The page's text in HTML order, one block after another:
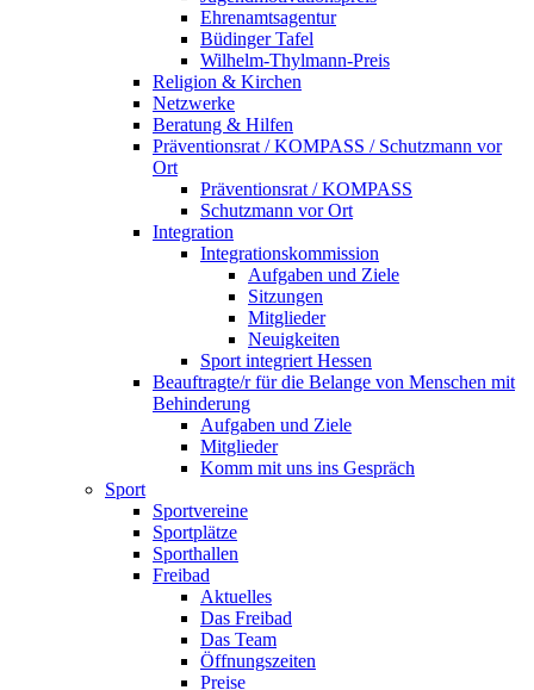
Ehrenamtsagentur
Büdinger Tafel
Wilhelm-Thylmann-Preis
Religion & Kirchen
Netzwerke
Beratung & Hilfen
Präventionsrat / KOMPASS / Schutzmann vor
Ort
Präventionsrat / KOMPASS
Schutzmann vor Ort
Integration
Integrationskommission
Aufgaben und Ziele
Sitzungen
Mitglieder
Neuigkeiten
Sport integriert Hessen
Beauftragte/r für die Belange von Menschen mit
Behinderung
Aufgaben und Ziele
Mitglieder
Komm mit uns ins Gespräch
Sport
Sportvereine
Sportplätze
Sporthallen
Freibad
Aktuelles
Das Freibad
Das Team
Öffnungszeiten
Preise